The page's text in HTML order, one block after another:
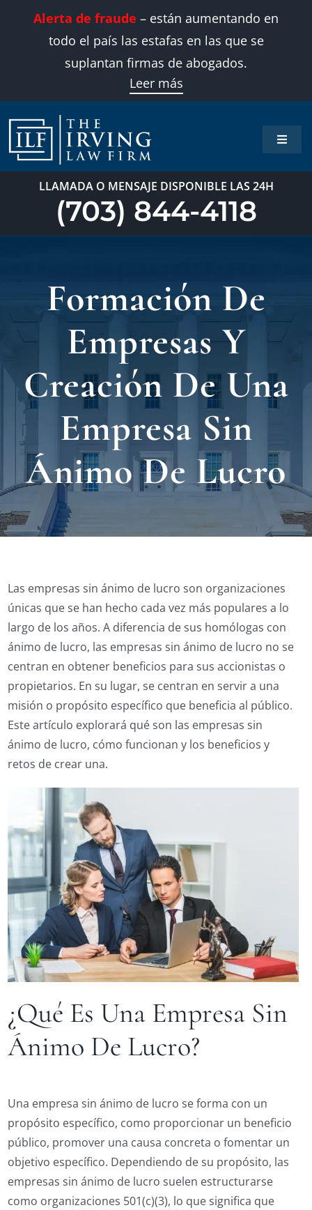
Alerta de fraude – están aumentando en
todo el país las estafas en las que se
suplantan firmas de abogados.
Leer más
Toggle
Inicio
Blog
LLAMADA O MENSAJE DISPONIBLE LAS 24H
(703) 844-4118
Formación De
Empresas Y
Creación De Una
Empresa Sin
Ánimo De Lucro
Las empresas sin ánimo de lucro son organizaciones
únicas que se han hecho cada vez más populares a lo
largo de los años. A diferencia de sus homólogas con
ánimo de lucro, las empresas sin ánimo de lucro no se
centran en obtener beneficios para sus accionistas o
propietarios. En su lugar, se centran en servir a una
misión o propósito específico que beneficia al público.
Este artículo explorará qué son las empresas sin
ánimo de lucro, cómo funcionan y los beneficios y
retos de crear una.
¿Qué Es Una Empresa Sin
Ánimo De Lucro?
Una empresa sin ánimo de lucro se forma con un
propósito específico, como proporcionar un beneficio
público, promover una causa concreta o fomentar un
objetivo específico. Dependiendo de su propósito, las
empresas sin ánimo de lucro suelen estructurarse
como organizaciones 501(c)(3), lo que significa que